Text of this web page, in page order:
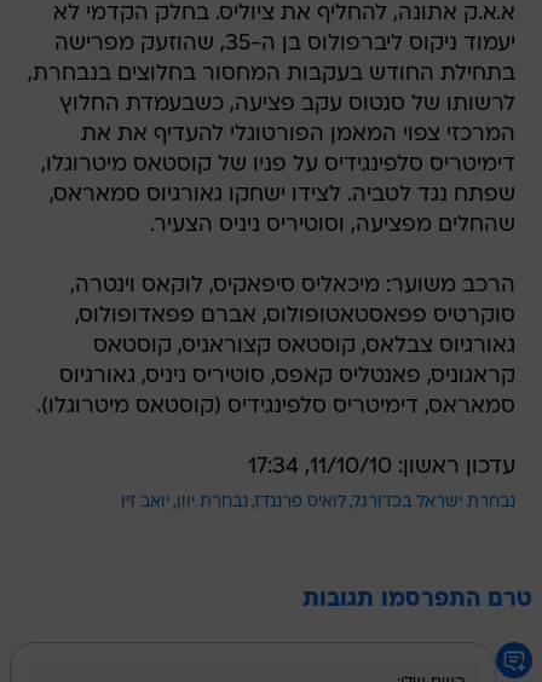
א.א.ק אתונה, להחליף את ציוליס. בחלק הקדמי לא
יעמוד ניקוס ליברפולוס בן ה-35, שהוזעק מפרישה
בתחילת החודש בעקבות המחסור בחלוצים בנבחרת,
לרשותו של סנטוס עקב פציעה, כשבעמדת החלוץ
המרכזי צפוי המאמן הפורטוגלי להעדיף את את
דימיטריס סלפינגידיס על פניו של קוסטאס מיטרוגלו,
שפתח נגד לטביה. לצידו ישחקו גאורגיוס סמאראס,
שהחלים מפציעה, וסוטיריס ניניס הצעיר.
הרכב משוער: מיכאליס סיפאקיס, לוקאס וינטרה,
סוקרטיס פפאסטאטופולוס, אברם פפאדופולוס,
גאורגיוס צבלאס, קוסטאס קצוראניס, קוסטאס
קראגוניס, פאנטליס קאפס, סוטיריס ניניס, גאורגיוס
סמאראס, דימיטריס סלפינגידיס (קוסטאס מיטרוגלו).
עדכון ראשון: 11/10/10, 17:34
נבחרת ישראל בכדורגל לואיס פרננדז נבחרת יוון יואב זיו
טרם התפרסמו תגובות